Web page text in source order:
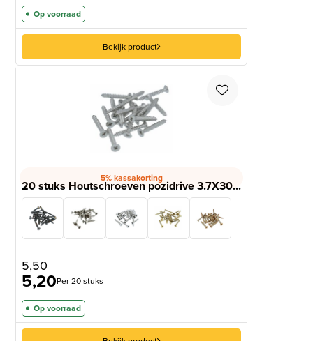
Op voorraad
Bekijk product
5% kassakorting
20 stuks Houtschroeven pozidrive 3.7X30...
5,50
5,20Per 20 stuks
Op voorraad